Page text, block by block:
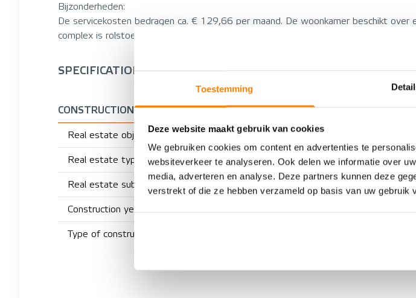
Toestemming
Deze website maakt gebruik van cookies
We gebruiken cookies om content en advertenties te
websiteverkeer te analyseren. Ook delen we informatie over
media, adverteren en analyse. Deze partners kunnen deze
verstrekt of die ze hebben verzameld op basis van uw gebruik
Bijzonderheden:
De servicekosten bedragen ca. € 129,66 per maand. De woonkamer beschikt
complex is rolstoel toegankelijk.
SPECIFICATIONS
CONSTRUCTION
Real estate object Apartment
Real estate type Upstairs apartment
Real estate subtype Apartment
Construction year
Type of construction